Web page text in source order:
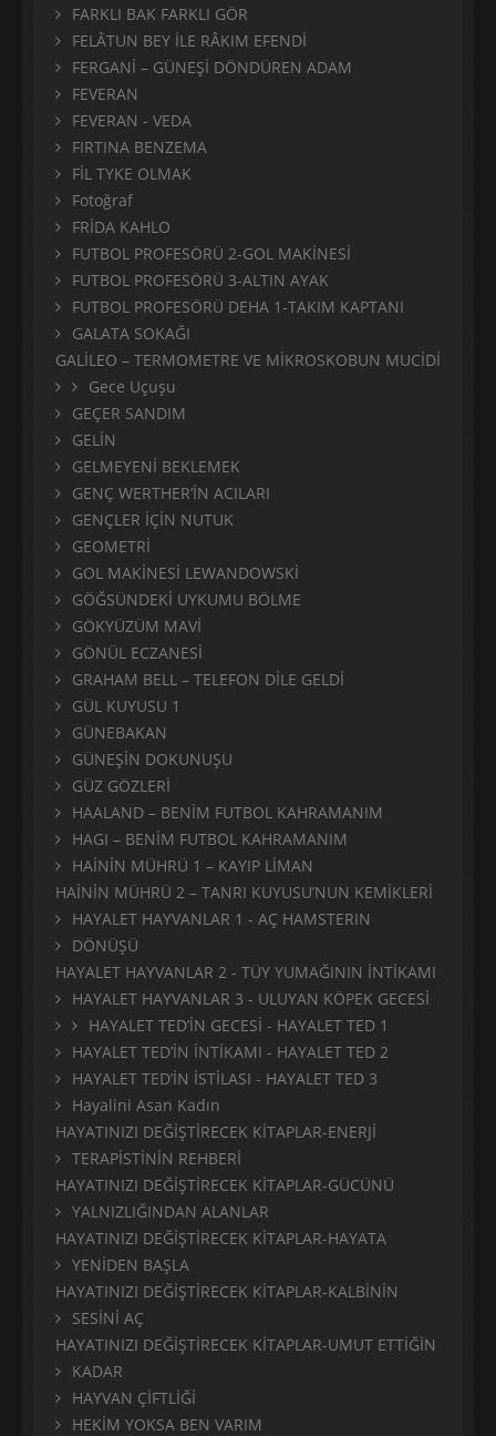
FARKLI BAK FARKLI GÖR
FELÂTUN BEY İLE RÂKIM EFENDİ
FERGANİ – GÜNEŞİ DÖNDÜREN ADAM
FEVERAN
FEVERAN - VEDA
FIRTINA BENZEMA
FİL TYKE OLMAK
Fotoğraf
FRİDA KAHLO
FUTBOL PROFESÖRÜ 2-GOL MAKİNESİ
FUTBOL PROFESÖRÜ 3-ALTIN AYAK
FUTBOL PROFESÖRÜ DEHA 1-TAKIM KAPTANI
GALATA SOKAĞI
GALİLEO – TERMOMETRE VE MİKROSKOBUN MUCİDİ
Gece Uçuşu
GEÇER SANDIM
GELİN
GELMEYENİ BEKLEMEK
GENÇ WERTHER’İN ACILARI
GENÇLER İÇİN NUTUK
GEOMETRİ
GOL MAKİNESİ LEWANDOWSKİ
GÖĞSÜNDEKİ UYKUMU BÖLME
GÖKYÜZÜM MAVİ
GÖNÜL ECZANESİ
GRAHAM BELL – TELEFON DİLE GELDİ
GÜL KUYUSU 1
GÜNEBAKAN
GÜNEŞİN DOKUNUŞU
GÜZ GÖZLERİ
HAALAND – BENİM FUTBOL KAHRAMANIM
HAGI – BENİM FUTBOL KAHRAMANIM
HAİNİN MÜHRÜ 1 – KAYIP LİMAN
HAİNİN MÜHRÜ 2 – TANRI KUYUSU’NUN KEMİKLERİ
HAYALET HAYVANLAR 1 - AÇ HAMSTERIN
DÖNÜŞÜ
HAYALET HAYVANLAR 2 - TÜY YUMAĞININ İNTİKAMI
HAYALET HAYVANLAR 3 - ULUYAN KÖPEK GECESİ
HAYALET TED’İN GECESİ - HAYALET TED 1
HAYALET TED’İN İNTİKAMI - HAYALET TED 2
HAYALET TED’İN İSTİLASI - HAYALET TED 3
Hayalini Asan Kadın
HAYATINIZI DEĞİŞTİRECEK KİTAPLAR-ENERJİ
TERAPİSTİNİN REHBERİ
HAYATINIZI DEĞİŞTİRECEK KİTAPLAR-GÜCÜNÜ
YALNIZLIĞINDAN ALANLAR
HAYATINIZI DEĞİŞTİRECEK KİTAPLAR-HAYATA
YENİDEN BAŞLA
HAYATINIZI DEĞİŞTİRECEK KİTAPLAR-KALBİNİN
SESİNİ AÇ
HAYATINIZI DEĞİŞTİRECEK KİTAPLAR-UMUT ETTİĞİN
KADAR
HAYVAN ÇİFTLİĞİ
HEKİM YOKSA BEN VARIM